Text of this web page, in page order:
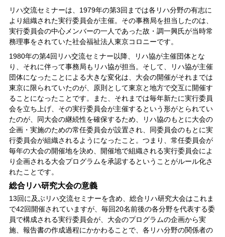
リハ交流セミナーは、1979年の第3回までは各リハ分野の有志に
より組織された実行委員会が主催。その事務局を担当したのは、
実行委員会の中心メンバーの一人であった故・調一興氏が当時常
務理事をされていた社会福祉法人東京コロニーです。
1980年の第4回リハ交流セミナー以降、リハ協が主催団体とな
り、それに伴って事務局もリハ協が担当。そして、リハ協が主催
団体になったことによる大きな変化は、大会の開催がそれまでは
東京に限られていたのが、原則として東京と地方で交互に開催す
ることになったことです。また、それまでは毎年新たに実行委員
会を立ち上げ、その実行委員会が主催するという形がとられてい
たのが、同大会の継続性を確保するため、リハ協のもとに大会の
企画・実施のための常任委員会が設置され、同委員会のもとに実
行委員会が組織されるようになったこと。つまり、常任委員会が
毎年の大会の開催地を決め、開催地で組織される実行委員会によ
り企画される大会プログラムを承認するということがルール化さ
れたことです。
総合リハ研究大会の意義
13回に及ぶリハ交流セミナーを含め、総合リハ研究大会はこれま
で42回開催されていますが、毎回20名前後の各分野を代表する委
員で構成される実行委員会が、大会のプログラムの企画から実
施、報告書の作成過程にかかわることで、各リハ分野の関係者の